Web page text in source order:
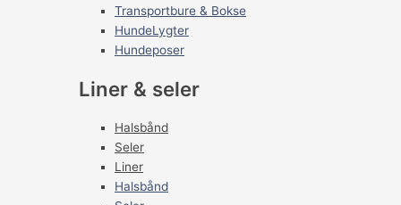
Transportbure & Bokse
HundeLygter
Hundeposer
Liner & seler
Halsbånd
Seler
Liner
Halsbånd